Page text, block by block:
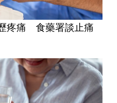
疼痛 食藥署談止痛